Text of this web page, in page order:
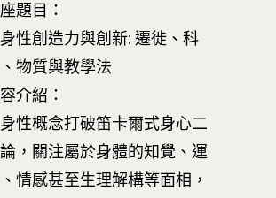
題目：
性創造力與創新: 遷徙、科
物質與教學法
介紹：
性概念打破笛卡爾式身心二
，關注屬於身體的知覺、運
情感甚至生理解構等面相，